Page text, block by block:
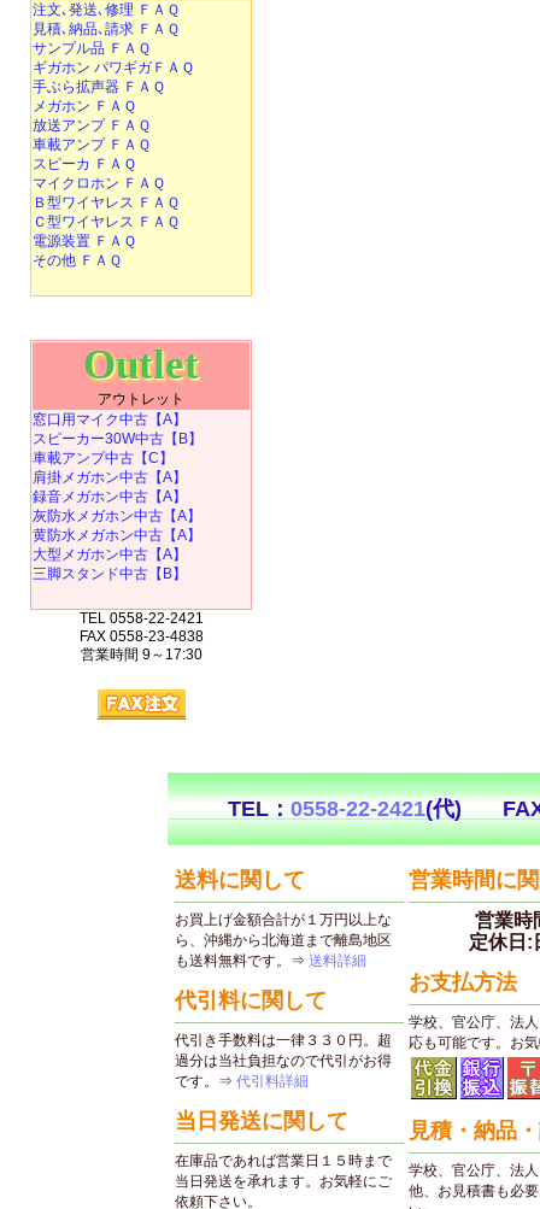
注文､発送､修理 ＦＡＱ
見積､納品､請求 ＦＡＱ
サンプル品 ＦＡＱ
ギガホン パワギガＦＡＱ
手ぶら拡声器 ＦＡＱ
メガホン ＦＡＱ
放送アンプ ＦＡＱ
車載アンプ ＦＡＱ
スピーカ ＦＡＱ
マイクロホン ＦＡＱ
Ｂ型ワイヤレス ＦＡＱ
Ｃ型ワイヤレス ＦＡＱ
電源装置 ＦＡＱ
その他 ＦＡＱ
Outlet
アウトレット
窓口用マイク中古【A】
スピーカー30W中古【B】
車載アンプ中古【C】
肩掛メガホン中古【A】
録音メガホン中古【A】
灰防水メガホン中古【A】
黄防水メガホン中古【A】
大型メガホン中古【A】
三脚スタンド中古【B】
TEL 0558-22-2421
FAX 0558-23-4838
営業時間 9～17:30